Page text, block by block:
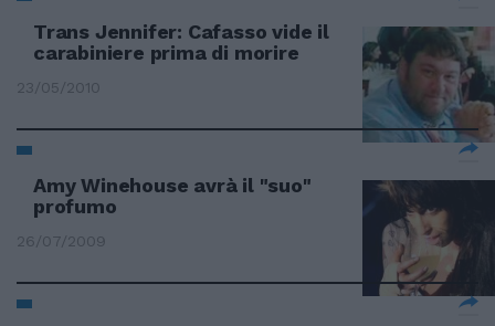
Trans Jennifer: Cafasso vide il
carabiniere prima di morire
23/05/2010
Amy Winehouse avrà il "suo"
profumo
26/07/2009